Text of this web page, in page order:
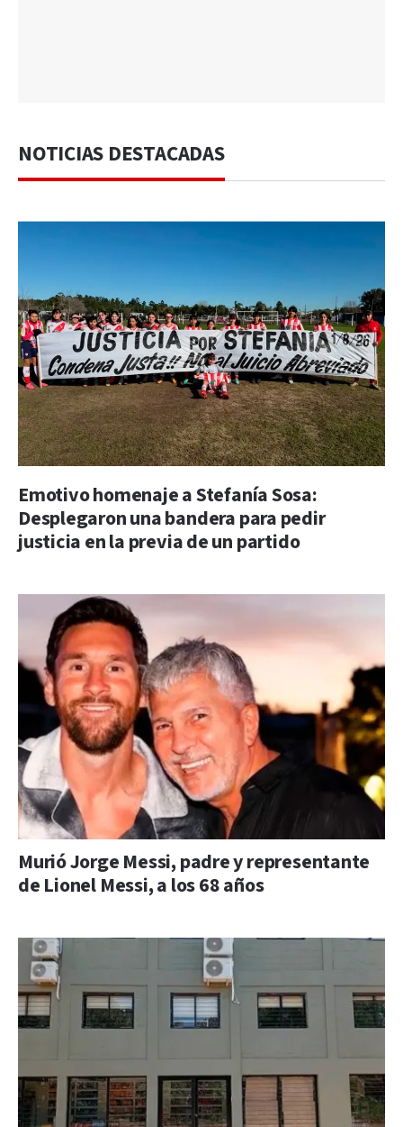
NOTICIAS DESTACADAS
Emotivo homenaje a Stefanía Sosa:
Desplegaron una bandera para pedir
justicia en la previa de un partido
Murió Jorge Messi, padre y representante
de Lionel Messi, a los 68 años